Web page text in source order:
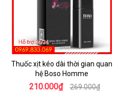
Thuốc xịt kéo dài thời gian quan
hệ Boso Homme
210.000₫ 269.000₫